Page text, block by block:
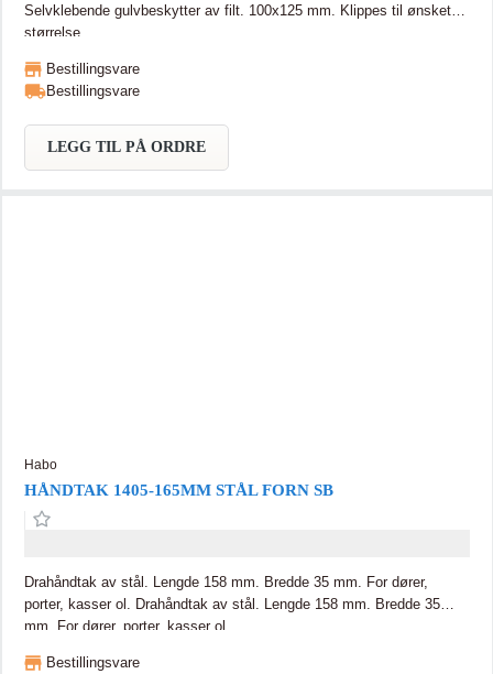
Selvklebende gulvbeskytter av filt. 100x125 mm. Klippes til ønsket
størrelse.
Bestillingsvare
Bestillingsvare
LEGG TIL PÅ ORDRE
Habo
HÅNDTAK 1405-165MM STÅL FORN SB
Drahåndtak av stål. Lengde 158 mm. Bredde 35 mm. For dører,
porter, kasser ol. Drahåndtak av stål. Lengde 158 mm. Bredde 35
mm. For dører, porter, kasser ol.
Bestillingsvare